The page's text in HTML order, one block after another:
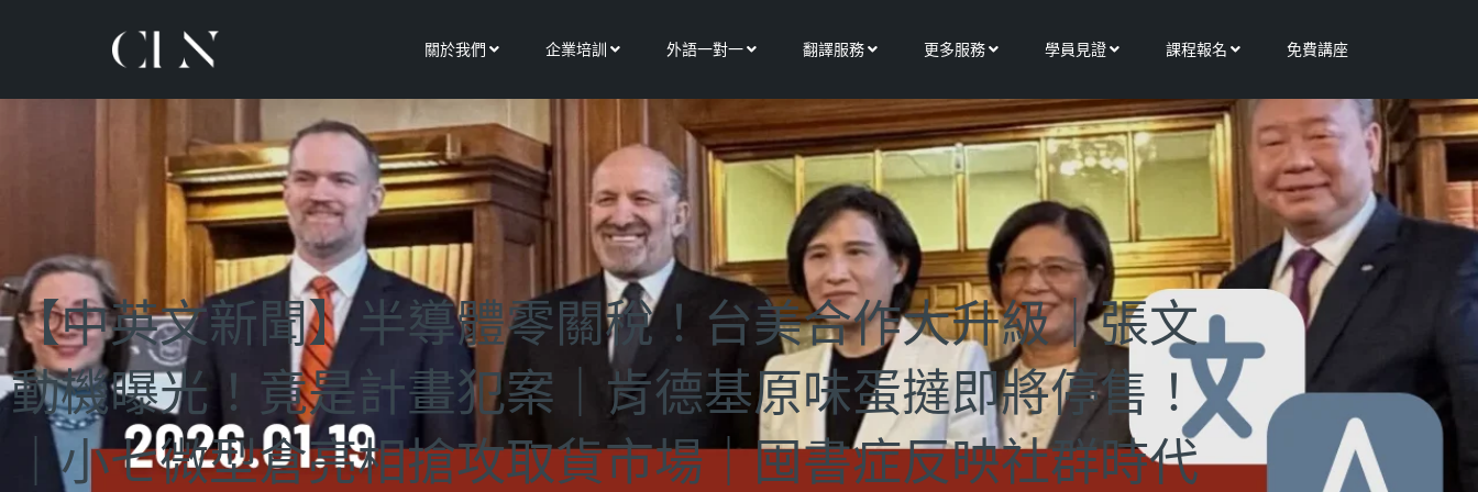
關於我們 Open 關於我們
企業培訓 Open 企業培訓
外語一對一Open 外語一對一
翻譯服務Open 翻譯服務
更多服務Open 更多服務
學員見證Open 學員見證
課程報名 Open 課程報名
免費講座
【中英文新聞】半導體零關稅！台美合作大升級｜張文
動機曝光！竟是計畫犯案｜肯德基原味蛋撻即將停售！
｜小七微型倉亮相搶攻取貨市場｜囤書症反映社群時代